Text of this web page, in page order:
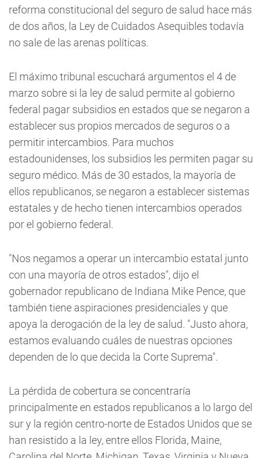
reforma constitucional del seguro de salud hace más
de dos años, la Ley de Cuidados Asequibles todavía
no sale de las arenas políticas.
El máximo tribunal escuchará argumentos el 4 de
marzo sobre si la ley de salud permite al gobierno
federal pagar subsidios en estados que se negaron a
establecer sus propios mercados de seguros o a
permitir intercambios. Para muchos
estadounidenses, los subsidios les permiten pagar su
seguro médico. Más de 30 estados, la mayoría de
ellos republicanos, se negaron a establecer sistemas
estatales y de hecho tienen intercambios operados
por el gobierno federal.
"Nos negamos a operar un intercambio estatal junto
con una mayoría de otros estados", dijo el
gobernador republicano de Indiana Mike Pence, que
también tiene aspiraciones presidenciales y que
apoya la derogación de la ley de salud. "Justo ahora,
estamos evaluando cuáles de nuestras opciones
dependen de lo que decida la Corte Suprema".
La pérdida de cobertura se concentraría
principalmente en estados republicanos a lo largo del
sur y la región centro-norte de Estados Unidos que se
han resistido a la ley, entre ellos Florida, Maine,